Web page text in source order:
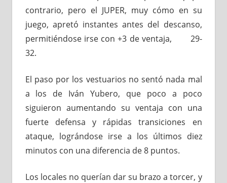
contrario, pero el JUPER, muy cómo en su
juego, apretó instantes antes del descanso,
permitiéndose irse con +3 de ventaja, 29-
32.
El paso por los vestuarios no sentó nada mal
a los de Iván Yubero, que poco a poco
siguieron aumentando su ventaja con una
fuerte defensa y rápidas transiciones en
ataque, lográndose irse a los últimos diez
minutos con una diferencia de 8 puntos.
Los locales no querían dar su brazo a torcer, y